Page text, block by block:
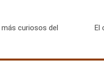
curiosos del
El